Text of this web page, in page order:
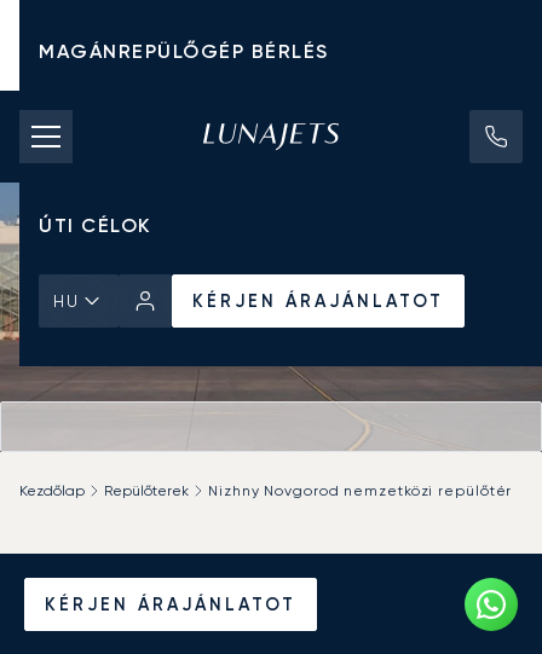
MAGÁNREPÜLŐGÉP BÉRLÉS
CHARTER ÁRAK
MAGÁNREPÜLŐGÉPEK
ÚTI CÉLOK
HU KÉRJEN ÁRAJÁNLATOT
KÉRJEN ÁRAJÁNLATOT
Kezdőlap Repülőterek Nizhny Novgorod nemzetközi repülőtér
Magánrepülőgép bérlése a
Nizhny Novgorod